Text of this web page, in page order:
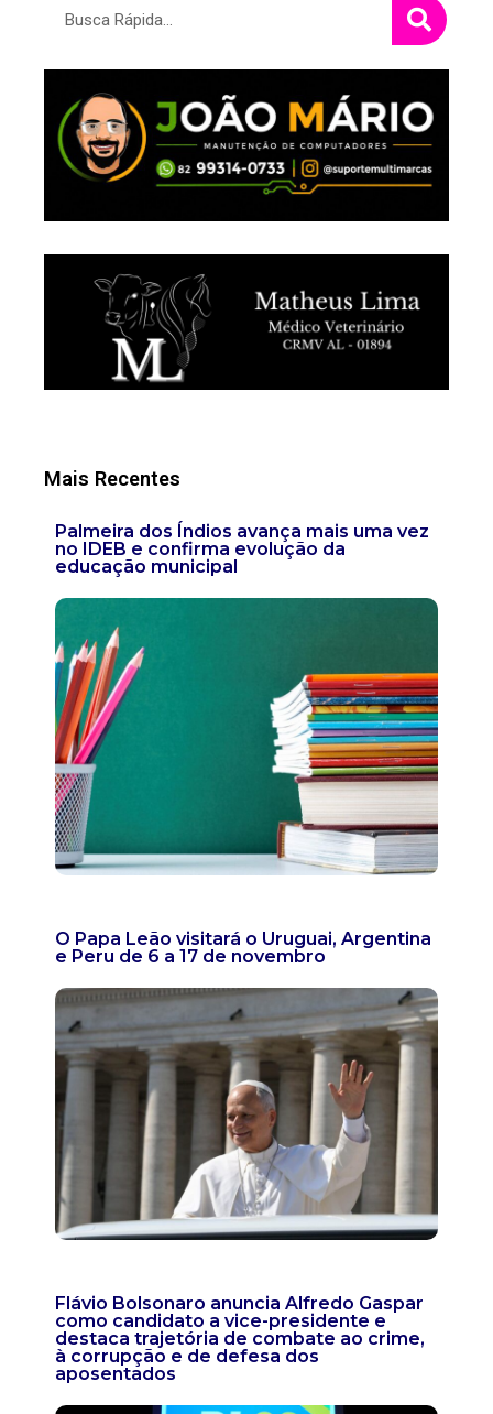
Mais Recentes
Palmeira dos Índios avança mais uma vez
no IDEB e confirma evolução da
educação municipal
O Papa Leão visitará o Uruguai, Argentina
e Peru de 6 a 17 de novembro
Flávio Bolsonaro anuncia Alfredo Gaspar
como candidato a vice-presidente e
destaca trajetória de combate ao crime,
à corrupção e de defesa dos
aposentados